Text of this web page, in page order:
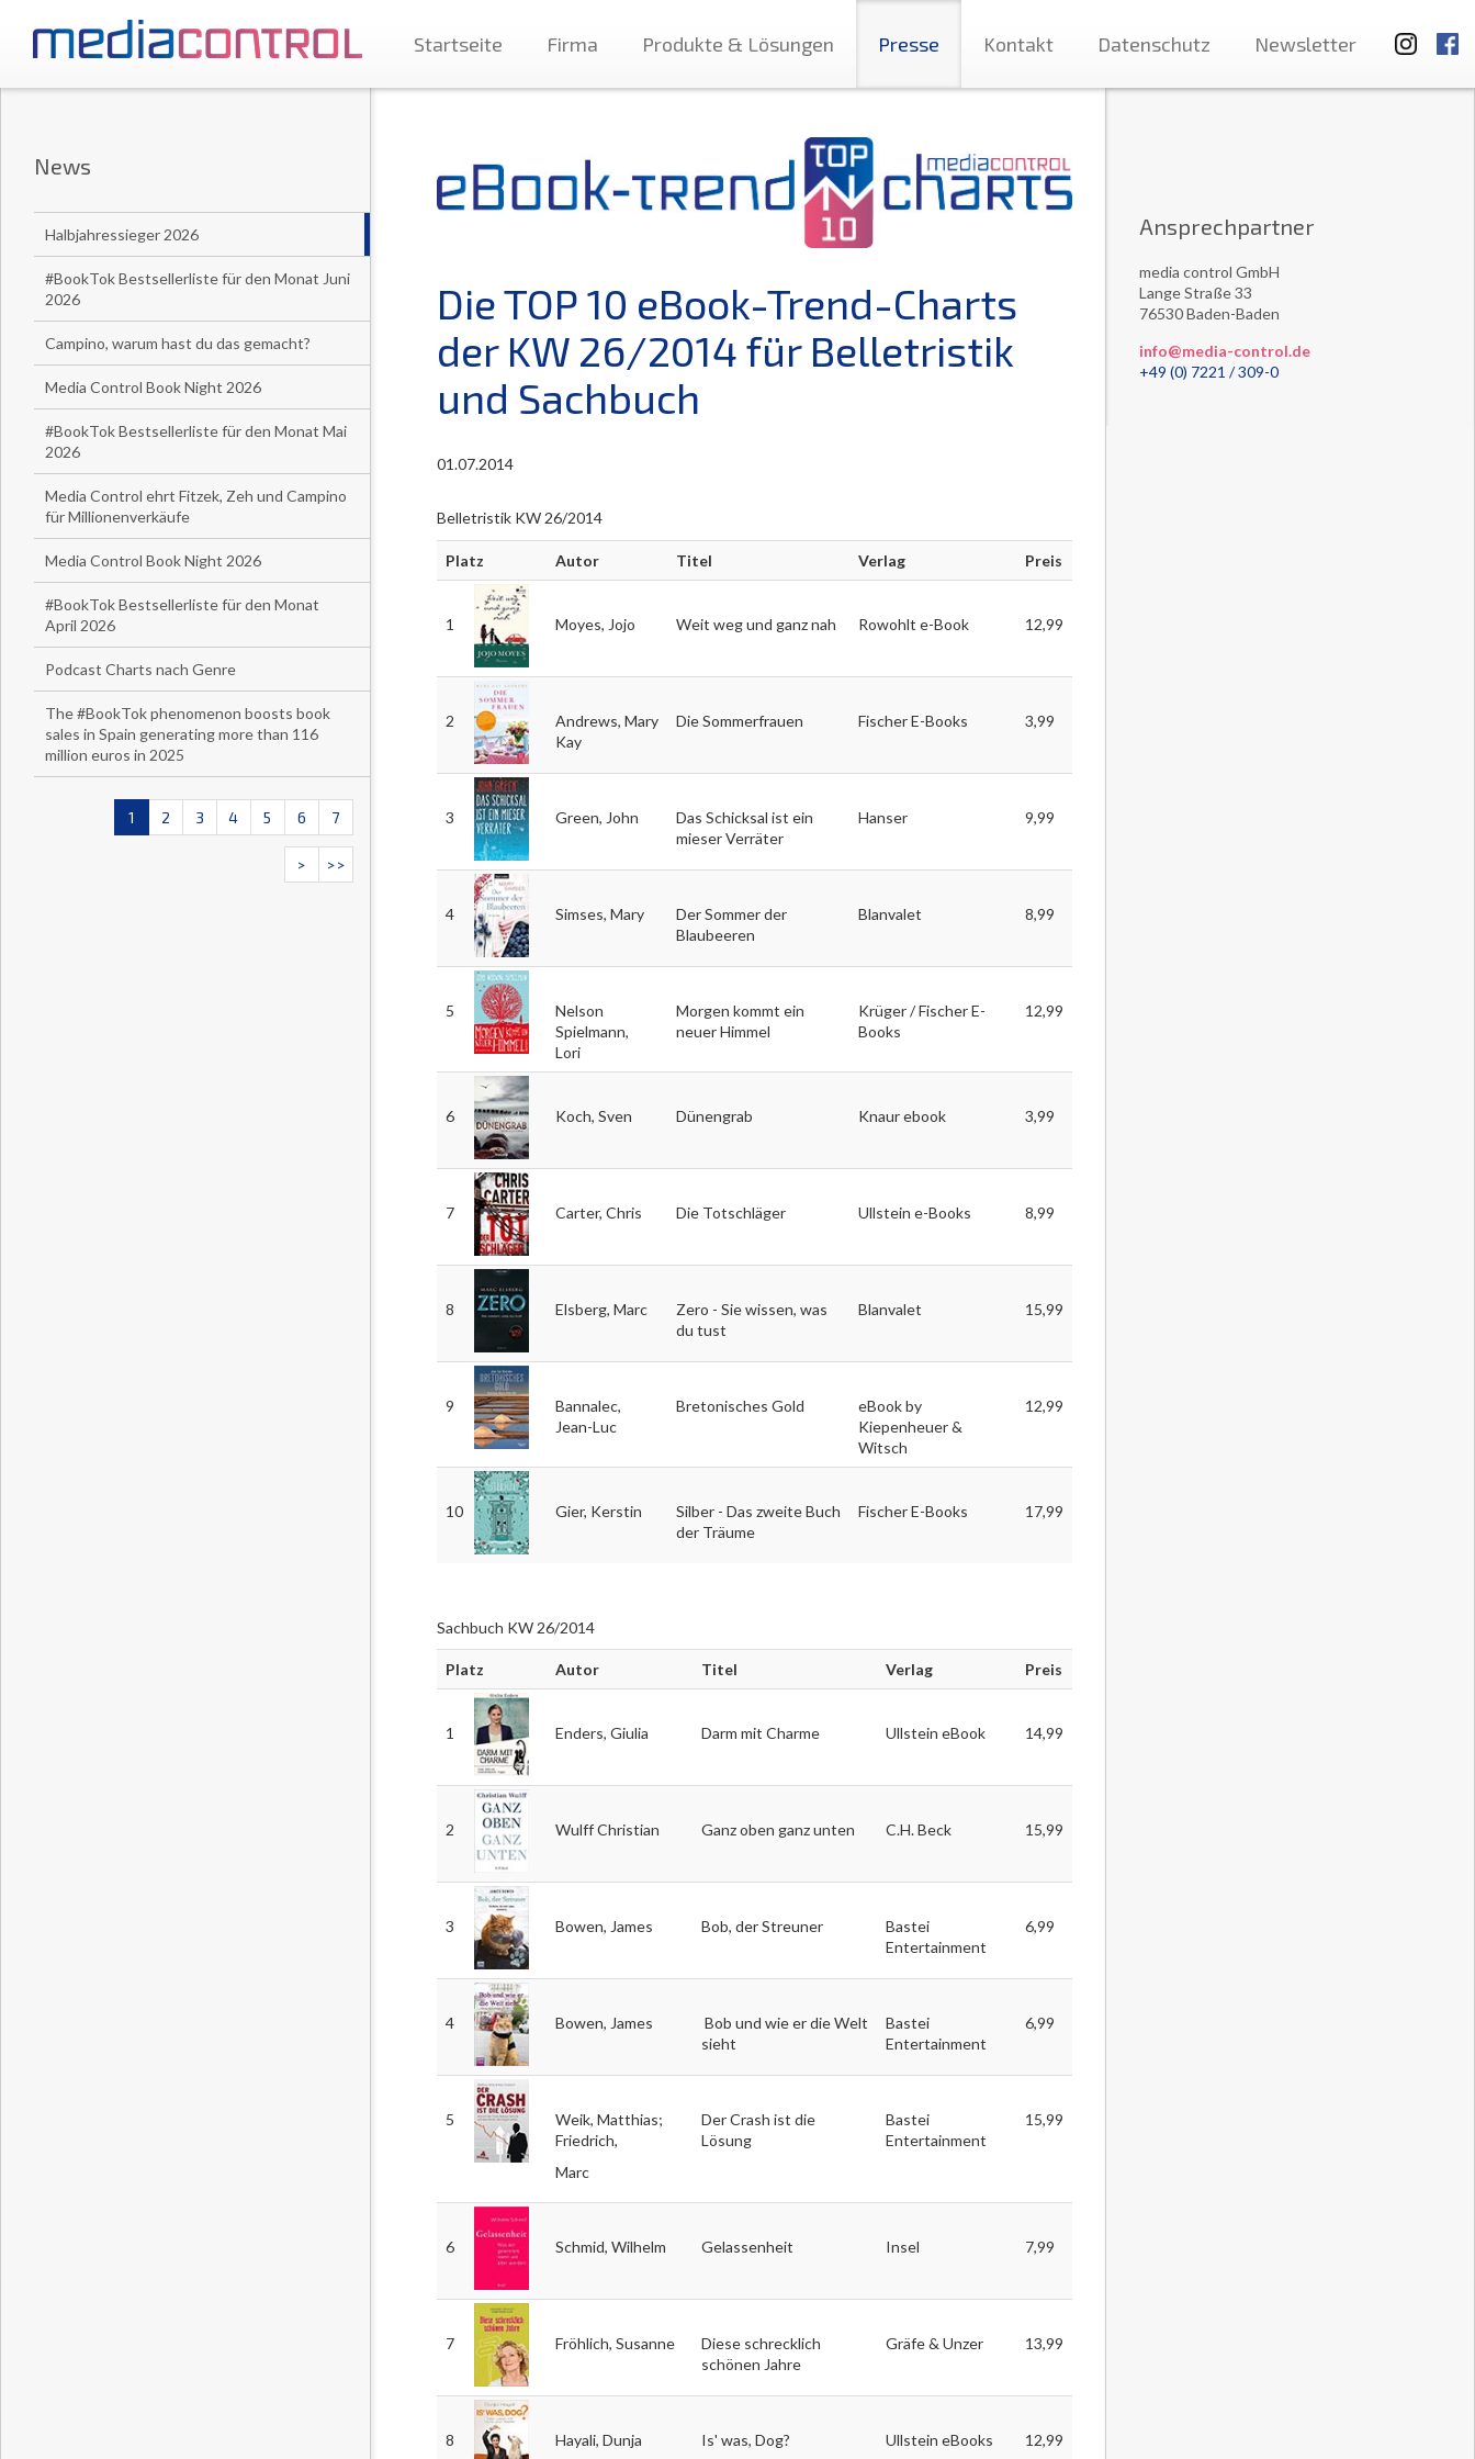
Startseite Firma Produkte & Lösungen Presse Kontakt Datenschutz Newsletter
News
Halbjahressieger 2026
#BookTok Bestsellerliste für den Monat Juni
2026
Campino, warum hast du das gemacht?
Media Control Book Night 2026
#BookTok Bestsellerliste für den Monat Mai
2026
Media Control ehrt Fitzek, Zeh und Campino
für Millionenverkäufe
Media Control Book Night 2026
#BookTok Bestsellerliste für den Monat
April 2026
Podcast Charts nach Genre
The #BookTok phenomenon boosts book
sales in Spain generating more than 116
million euros in 2025
1 2 3 4 5 6 7
> >>
Die TOP 10 eBook-Trend-Charts
der KW 26/2014 für Belletristik
und Sachbuch
01.07.2014
Belletristik KW 26/2014
Platz Autor Titel Verlag Preis
1 Moyes, Jojo Weit weg und ganz nah Rowohlt e-Book 12,99
2
Andrews, Mary
Kay
Die Sommerfrauen Fischer E-Books 3,99
3 Green, John
Das Schicksal ist ein
mieser Verräter
Hanser 9,99
4 Simses, Mary
Der Sommer der
Blaubeeren
Blanvalet 8,99
5
Nelson
Spielmann,
Lori
Morgen kommt ein
neuer Himmel
Krüger / Fischer E-
Books
12,99
6 Koch, Sven Dünengrab Knaur ebook 3,99
7 Carter, Chris Die Totschläger Ullstein e-Books 8,99
8 Elsberg, Marc
Zero - Sie wissen, was
du tust
Blanvalet 15,99
9
Bannalec,
Jean-Luc
Bretonisches Gold
eBook by
Kiepenheuer &
Witsch
12,99
10 Gier, Kerstin
Silber - Das zweite Buch
der Träume
Fischer E-Books 17,99
Sachbuch KW 26/2014
Platz Autor Titel Verlag Preis
1 Enders, Giulia Darm mit Charme Ullstein eBook 14,99
2 Wulff Christian Ganz oben ganz unten C.H. Beck 15,99
3 Bowen, James Bob, der Streuner
Bastei
Entertainment
6,99
4 Bowen, James
Bob und wie er die Welt
sieht
Bastei
Entertainment
6,99
5
Weik, Matthias;
Friedrich,
Marc
Der Crash ist die
Lösung
Bastei
Entertainment
15,99
6 Schmid, Wilhelm Gelassenheit Insel 7,99
7 Fröhlich, Susanne
Diese schrecklich
schönen Jahre
Gräfe & Unzer 13,99
8 Hayali, Dunja Is' was, Dog? Ullstein eBooks 12,99
Ansprechpartner
media control GmbH
Lange Straße 33
76530 Baden-Baden
info@media-control.de
+49 (0) 7221 / 309-0